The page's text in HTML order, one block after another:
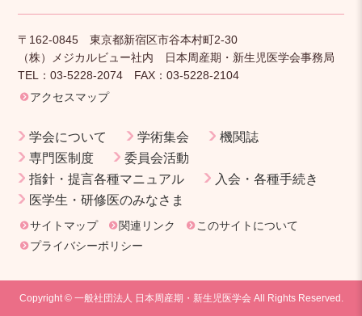
〒162-0845 東京都新宿区市谷本村町2-30
（株）メジカルビュー社内 日本周産期・新生児医学会事務局
TEL：03-5228-2074 FAX：03-5228-2104
アクセスマップ
学会について 学術集会
機関誌
専門医制度
委員会活動
指針・提言各種マニュアル
入会・各種手続き
医学生・研修医のみなさま
サイトマップ 関連リンク
このサイトについて
プライバシーポリシー
Copyright © 一般社団法人 日本周産期・新生児医学会 All Rights Reserved.